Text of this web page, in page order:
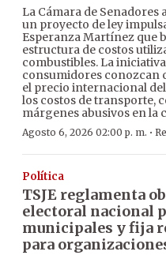
La Cámara de
un proyecto de ley
Esperanza Martínez que
estructura de costos
combustibles. La
consumidores conozcan
el precio internacional
los costos de transporte,
márgenes abusivos en la
Agosto 6, 2026 02:00 p. m. ·
Política
TSJE reglamenta
electoral nacional
municipales y fija
para